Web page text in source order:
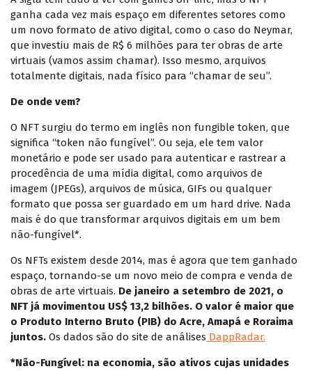
ganha cada vez mais espaço em diferentes setores como
um novo formato de ativo digital, como o caso do Neymar,
que investiu mais de R$ 6 milhões para ter obras de arte
virtuais (vamos assim chamar). Isso mesmo, arquivos
totalmente digitais, nada físico para “chamar de seu”.
De onde vem?
O NFT surgiu do termo em inglês non fungible token, que
significa “token não fungível”. Ou seja, ele tem valor
monetário e pode ser usado para autenticar e rastrear a
procedência de uma mídia digital, como arquivos de
imagem (JPEGs), arquivos de música, GIFs ou qualquer
formato que possa ser guardado em um hard drive. Nada
mais é do que transformar arquivos digitais em um bem
não-fungível*.
Os NFTs existem desde 2014, mas é agora que tem ganhado
espaço, tornando-se um novo meio de compra e venda de
obras de arte virtuais. De janeiro a setembro de 2021, o
NFT já movimentou US$ 13,2 bilhões. O valor é maior que
o Produto Interno Bruto (PIB) do Acre, Amapá e Roraima
juntos. Os dados são do site de análises DappRadar.
*Não-Fungível: na economia, são ativos cujas unidades